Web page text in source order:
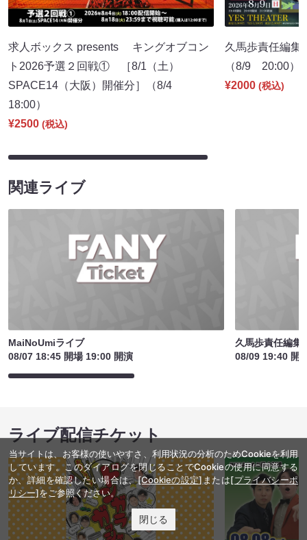
求人ボックス presents キングオブコン
ト2026予選２回戦① ［8/1（土）
SPACE14（大阪）開催分］（8/4
18:00）
¥2500 (税込)
久馬歩責任編集
（8/9 20:00）
¥2000 (税込)
関連ライブ
MaiNoUmiライブ
08/07 18:45 開場 19:00 開演
久馬歩責任編集
08/09 19:40 開
ライブ配信チケット
当サイトは、お客様の使いやすさ、利用状況の分析のためCookieを利用
しています。このダイアログを閉じることでCookieの使用に同意する
か、詳細を確認したい場合は、[Cookieの設定]または[プライバシーポ
リシー]をご参照ください。
閉じる